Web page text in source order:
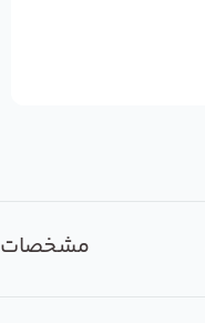
مشخصات